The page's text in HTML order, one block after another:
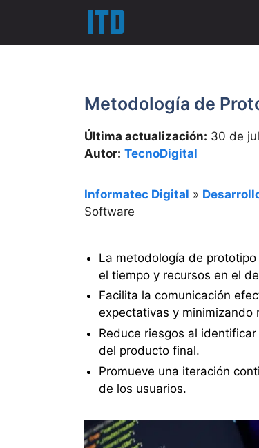
contenido
Metodología de
Última actualización: 30 de
Autor: TecnoDigital
Informatec Digital »
Software
La metodología de
el tiempo y recursos en el
Facilita la comunicación
expectativas y minimizando
Reduce riesgos al
del producto final.
Promueve una iteración
de los usuarios.